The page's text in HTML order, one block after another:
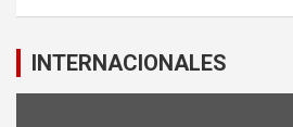
INTERNACIONALES